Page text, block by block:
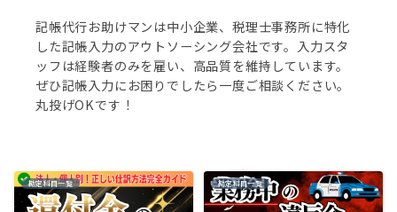
記帳代行お助けマンは中小企業、税理士事務所に特化
した記帳入力のアウトソーシング会社です。入力スタ
ッフは経験者のみを雇い、高品質を維持しています。
ぜひ記帳入力にお困りでしたら一度ご相談ください。
丸投げOKです！
勘定科目一覧 勘定科目一覧